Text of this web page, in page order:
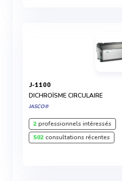
J-1100
DICHROÏSME CIRCULAIRE
JASCO®
2professionnels intéressés
502consultations récentes